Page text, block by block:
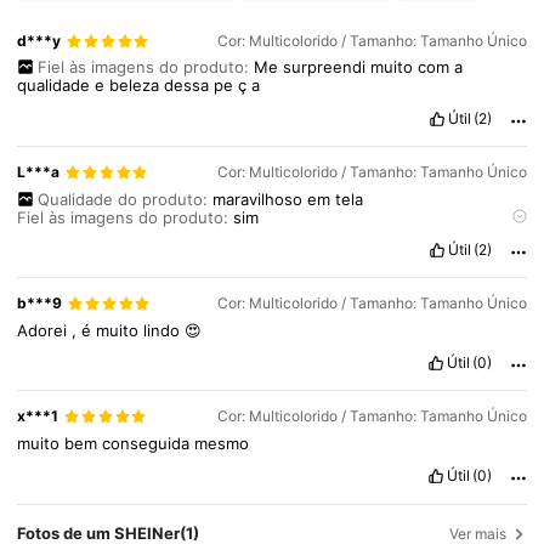
d***y Cor: Multicolorido / Tamanho: Tamanho Único
Fiel às imagens do produto: Me surpreendi muito com a
qualidadee belezadessa peça
Útil (2)
L***a Cor: Multicolorido / Tamanho: Tamanho Único
Qualidade do produto: maravilhoso em tela
Fiel às imagens do produto:sim
Útil (2)
b***9 Cor: Multicolorido / Tamanho: Tamanho Único
Adorei ,é muito lindo 😍
Útil (0)
x***1 Cor: Multicolorido / Tamanho: Tamanho Único
muito bemconseguida mesmo
Útil (0)
Fotos de um SHEINer(1) Ver mais